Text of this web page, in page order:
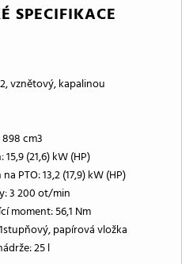
SPECIFIKACE
vznětový, kapalinou
cm3
(21,6) kW (HP)
PTO: 13,2 (17,9) kW (HP)
3 200 ot/min
moment: 56,1 Nm
papírová vložka
25 l